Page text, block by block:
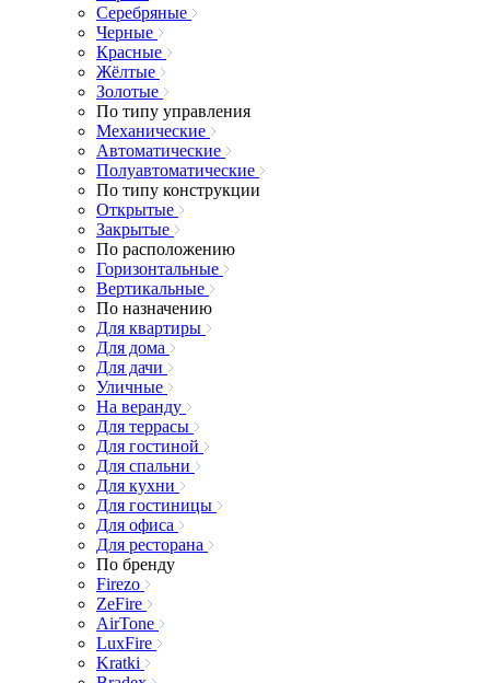
Серебряные
Черные
Красные
Жёлтые
Золотые
По типу управления
Механические
Автоматические
Полуавтоматические
По типу конструкции
Открытые
Закрытые
По расположению
Горизонтальные
Вертикальные
По назначению
Для квартиры
Для дома
Для дачи
Уличные
На веранду
Для террасы
Для гостиной
Для спальни
Для кухни
Для гостиницы
Для офиса
Для ресторана
По бренду
Firezo
ZeFire
AirTone
LuxFire
Kratki